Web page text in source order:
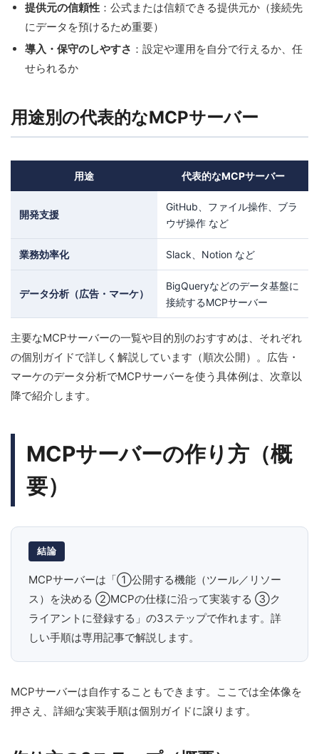
提供元の信頼性 ：公式または信頼できる提供元か（接続先
にデータを預けるため重要）
導入・保守のしやすさ ：設定や運用を自分で行えるか、任
せられるか
用途別の代表的なMCPサーバー
用途 代表的なMCPサーバー
開発支援
GitHub、ファイル操作、ブラ
ウザ操作 など
業務効率化 Slack、Notion など
データ分析（広告・マーケ）
BigQueryなどのデータ基盤に
接続するMCPサーバー
主要なMCPサーバーの一覧や目的別のおすすめは、それぞれ
の個別ガイドで詳しく解説しています（順次公開）。広告・
マーケのデータ分析でMCPサーバーを使う具体例は、次章以
降で紹介します。
MCPサーバーの作り方（概
要）
結論
MCPサーバーは「①公開する機能（ツール／リソー
ス）を決める ②MCPの仕様に沿って実装する ③ク
ライアントに登録する」の3ステップで作れます。詳
しい手順は専用記事で解説します。
MCPサーバーは自作することもできます。ここでは全体像を
押さえ、詳細な実装手順は個別ガイドに譲ります。